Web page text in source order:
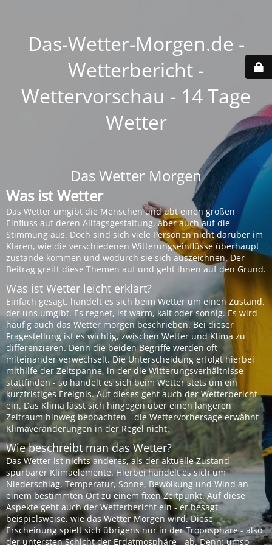
Das-Wetter-Morgen.de -
Wetterbericht -
Wettervorschau - 14 Tage
Wetter
Das Wetter Morgen
Was ist Wetter
Das Wetter umgibt die Menschen und übt einen großen
Einfluss auf deren Alltagsgestaltung, aber auch auf die
Stimmung aus. Doch sind sich viele Personen nicht darüber im
Klaren, wie die verschiedenen Witterungseinflüsse überhaupt
zustande kommen und wodurch sie sich auszeichnen. Der
Beitrag greift diese Themen auf und geht ihnen auf den Grund.
Was ist Wetter leicht erklärt?
Einfach gesagt, handelt es sich beim Wetter um einen Zustand,
der uns umgibt. Es regnet, ist warm, kalt oder sonnig. Es wird
häufig auch das Wetter morgen beschrieben. Bei dieser
Fragestellung ist es wichtig, zwischen Wetter und Klima zu
differenzieren. Denn die beiden Begriffe werden oft
miteinander verwechselt. Die Unterscheidung erfolgt hierbei
mithilfe der Zeitspanne, in der die Witterungsverhältnisse
stattfinden - so handelt es sich beim Wetter stets um ein
kurzfristiges Ereignis. Auf dieses geht auch der Wetterbericht
ein. Das Klima lässt sich hingegen über einen längeren
Zeitraum hinweg beobachten - die Wettervorhersage erwähnt
Klimaveränderungen in der Regel nicht.
Wie beschreibt man das Wetter?
Das Wetter ist nichts anderes, als der aktuelle Zustand
spürbarer Klimaelemente. Hierbei handelt es sich um
Niederschlag, Temperatur, Sonne, Bewölkung und Wind an
einem bestimmten Ort zu einem fixen Zeitpunkt. Auf diese
Aspekte geht auch der Wetterbericht ein - er besagt
beispielsweise, wie das Wetter Morgen wird. Diese
Erscheinung spielt sich übrigens nur in der Troposphäre - also
der untersten Schicht der Erdatmosphäre - ab. Denn: umso